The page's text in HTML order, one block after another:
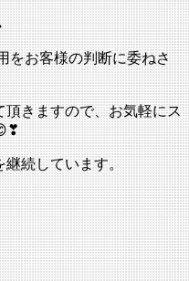
をお客様の判断に委ねさ
頂きますので、お気軽にス
継続しています。